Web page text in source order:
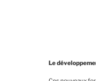
Le